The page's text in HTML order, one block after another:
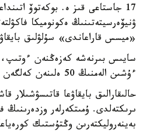
17 جاستاعى قىز ە. بوكەتوۆ
ۋنيۆەرسيتەتىنىڭ ەكونوميكا
«ميسس قاراعاندى» سۇلۋلىق
سايىس بىرنەشە كەزەڭنەن ءوتىپ،
ءۇشىن الەمنىڭ 50 ەلىنەن كەلگەن سۇلۋ قىزدار سايىسقا ءتۇستى.
حالىقارالىق بايقاۋعا قاتىسۋشىلار
ىرىكتەلدى. ۇمىتكەرلەر وزدەرىنىڭ
بەينەروليكتەرىن وڭتۇستىك